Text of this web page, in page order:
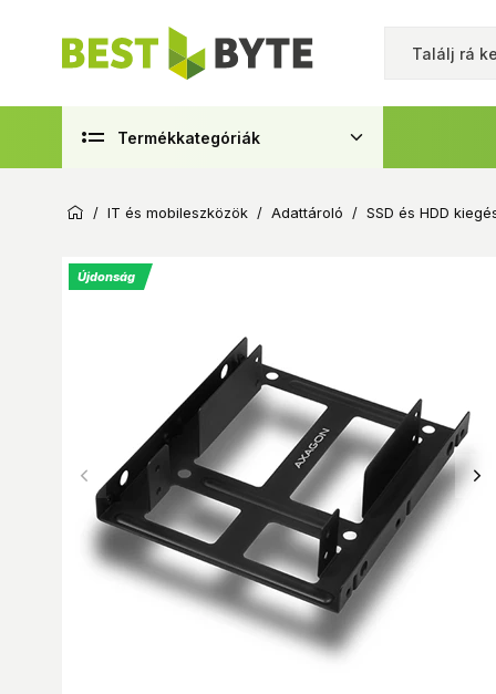
Termékkategóriák
/ IT és mobileszközök / Adattároló / SSD és HDD
Újdonság